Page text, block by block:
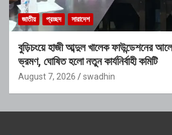
জাতীয় প্রচ্ছদ সারাদেশ
বুড়িচংয়ে হাজী আব্দুল খালেক ফাউন্ডেশনের
ভ্রমণ, ঘোষিত হলো নতুন কার্যনির্বাহী কমিটি
August 7, 2026 swadhin